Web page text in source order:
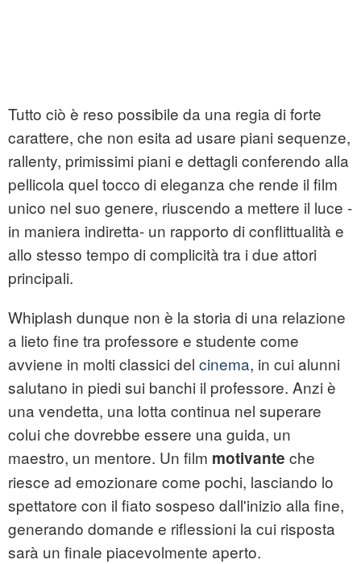
Tutto ciò è reso possibile da una regia di forte
carattere, che non esita ad usare piani sequenze,
rallenty, primissimi piani e dettagli conferendo alla
pellicola quel tocco di eleganza che rende il film
unico nel suo genere, riuscendo a mettere il luce -
in maniera indiretta- un rapporto di conflittualità e
allo stesso tempo di complicità tra i due attori
principali.
Whiplash dunque non è la storia di una relazione
a lieto fine tra professore e studente come
avviene in molti classici del cinema, in cui alunni
salutano in piedi sui banchi il professore. Anzi è
una vendetta, una lotta continua nel superare
colui che dovrebbe essere una guida, un
maestro, un mentore. Un film motivante che
riesce ad emozionare come pochi, lasciando lo
spettatore con il fiato sospeso dall'inizio alla fine,
generando domande e riflessioni la cui risposta
sarà un finale piacevolmente aperto.